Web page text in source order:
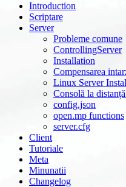
Introduction
Scriptare
Server
Probleme comune
ControllingServer
Installation
Compensarea
Linux Server
Consolă la
config.json
open.mp functions
server.cfg
Client
Tutoriale
Meta
Minunatii
Changelog